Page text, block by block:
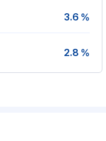
3.6 %
2.8 %